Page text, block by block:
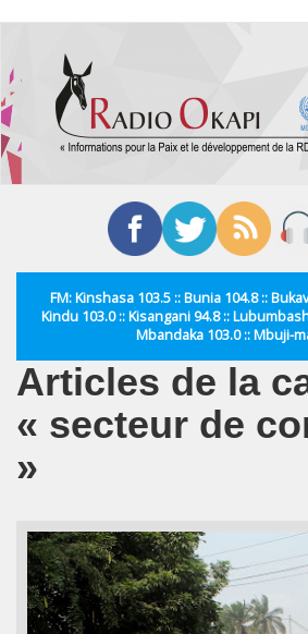
contenu
principal
FM: Kinshasa 103.5 :: Bunia 104.8 ::
Kindu 103.0 :: Kisangani 94.8 ::
Mbandaka 103.0 :: Mbuji-
Articles de la
« secteur de
»